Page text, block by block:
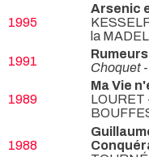
1995
Arsenic
la
1991
Rumeurs
Choquet
1989
Ma Vie
LOURET
1988